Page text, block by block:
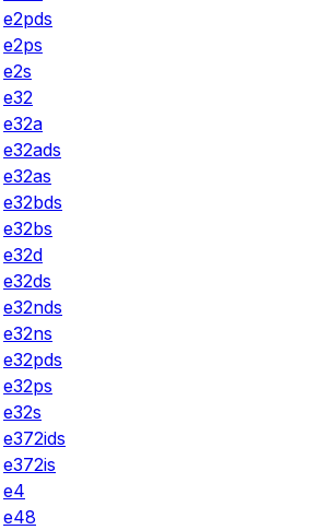
e2pds
e2ps
e2s
e32
e32a
e32ads
e32as
e32bds
e32bs
e32d
e32ds
e32nds
e32ns
e32pds
e32ps
e32s
e372ids
e372is
e4
e48